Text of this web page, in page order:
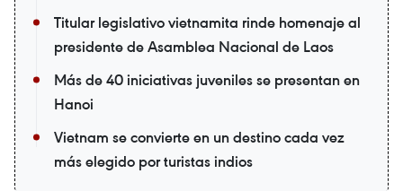
Titular legislativo vietnamita rinde homenaje al
presidente de Asamblea Nacional de Laos
Más de 40 iniciativas juveniles se presentan en
Hanoi
Vietnam se convierte en un destino cada vez
más elegido por turistas indios